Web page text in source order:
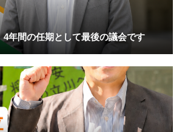
4年間の任期として最後の議会です